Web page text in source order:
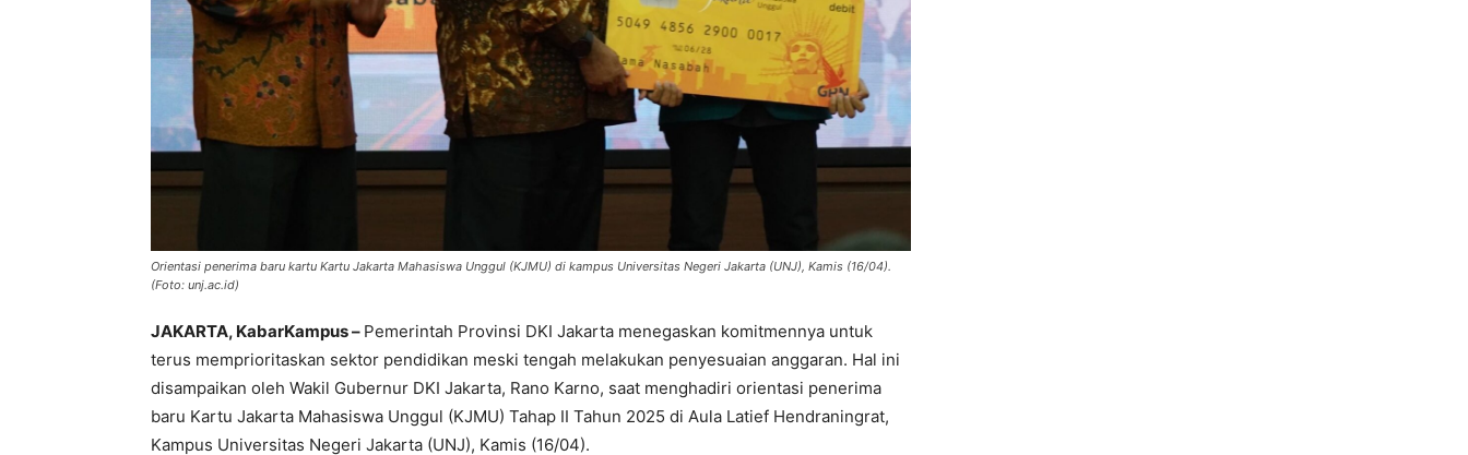
Orientasi penerima baru kartu Kartu Jakarta Mahasiswa Unggul (KJMU) di kampus Universitas Negeri Jakarta (UNJ), Kamis (16/04).
(Foto: unj.ac.id)
JAKARTA, KabarKampus – Pemerintah Provinsi DKI Jakarta menegaskan komitmennya untuk
terus memprioritaskan sektor pendidikan meski tengah melakukan penyesuaian anggaran. Hal ini
disampaikan oleh Wakil Gubernur DKI Jakarta, Rano Karno, saat menghadiri orientasi penerima
baru Kartu Jakarta Mahasiswa Unggul (KJMU) Tahap II Tahun 2025 di Aula Latief Hendraningrat,
Kampus Universitas Negeri Jakarta (UNJ), Kamis (16/04).